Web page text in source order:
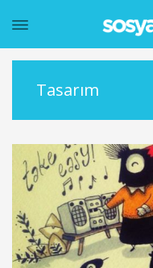
Tasarım